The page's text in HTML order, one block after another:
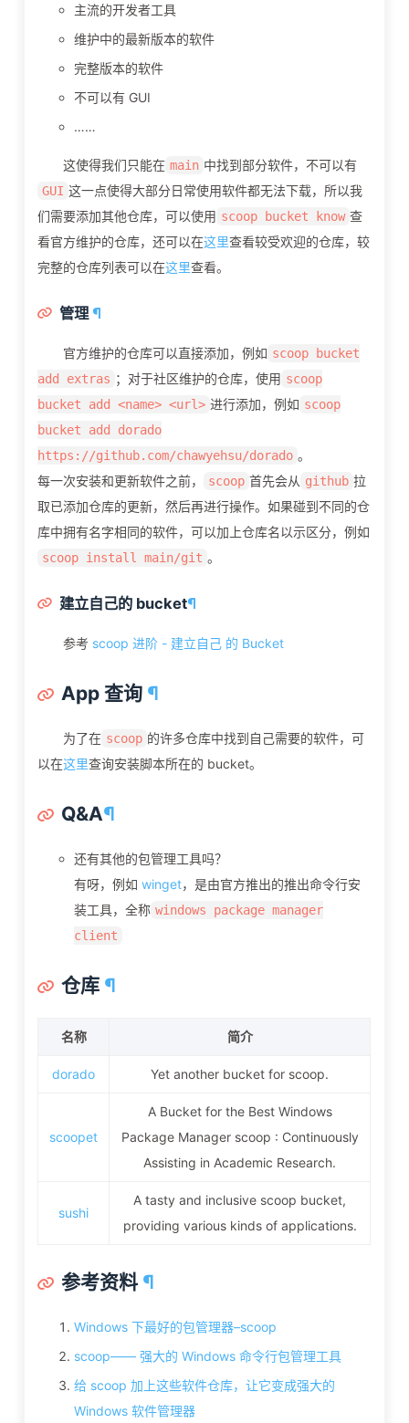
主流的开发者工具
维护中的最新版本的软件
完整版本的软件
不可以有 GUI
……
这使得我们只能在 main 中找到部分软件，不可以有
GUI 这一点使得大部分日常使用软件都无法下载，所以我
们需要添加其他仓库，可以使用 scoop bucket know 查
看官方维护的仓库，还可以在这里查看较受欢迎的仓库，较
完整的仓库列表可以在这里查看。
管理¶
官方维护的仓库可以直接添加，例如 scoop bucket
add extras ；对于社区维护的仓库，使用 scoop
bucket add <name> <url> 进行添加，例如 scoop
bucket add dorado
https://github.com/chawyehsu/dorado 。
每一次安装和更新软件之前，
scoop 首先会从 github 拉
取已添加仓库的更新，然后再进行操作。如果碰到不同的仓
库中拥有名字相同的软件，可以加上仓库名以示区分，例如
scoop install main/git 。
建立自己的 bucket¶
参考 scoop 进阶 - 建立自己 的 Bucket
App 查询 ¶
为了在 scoop 的许多仓库中找到自己需要的软件，可
以在这里查询安装脚本所在的 bucket。
Q&A¶
还有其他的包管理工具吗？
有呀，例如winget，是由官方推出的推出命令行安
装工具，全称 windows package manager
client
仓库 ¶
名称 简介
dorado Yet another bucket for scoop.
scoopet
A Bucket for the Best Windows
Package Manager scoop : Continuously
Assisting in Academic Research.
sushi
A tasty and inclusive scoop bucket,
providing various kinds of applications.
参考资料 ¶
Windows 下最好的包管理器–scoop
scoop—— 强大的 Windows 命令行包管理工具
给 scoop 加上这些软件仓库，让它变成强大的
Windows 软件管理器